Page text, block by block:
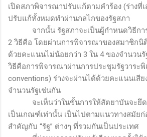
เปิดสภาพิจารณาปรับแก้ตามคำร้อง (ร่างที่
ปรับแก้ทั้งหมดทำผ่านกลไกของรัฐสภา
จากนั้น รัฐสภาจะเป็นผู้กำหนดวิธีก
2 วิธีคือ โดยผ่านการพิจารณาของสมาชิก
ด้วยคะแนนไม่น้อยกว่า 3 ใน 4 ของจำนวน
วิธีคือการพิจารณาผ่านการประชุมรัฐวาระพิ
conventions) ร่างจะผ่านได้ด้วยคะแนนเสีย
จำนวนรัฐเช่นกัน
จะเห็นว่าในขั้นการให้สัตยาบันจะยึ
เป็นเกณฑ์เท่านั้น เป็นไปตามแนวทางสมัยก่
สำคัญกับ “รัฐ” ต่างๆ ที่รวมกันเป็นประเทศ